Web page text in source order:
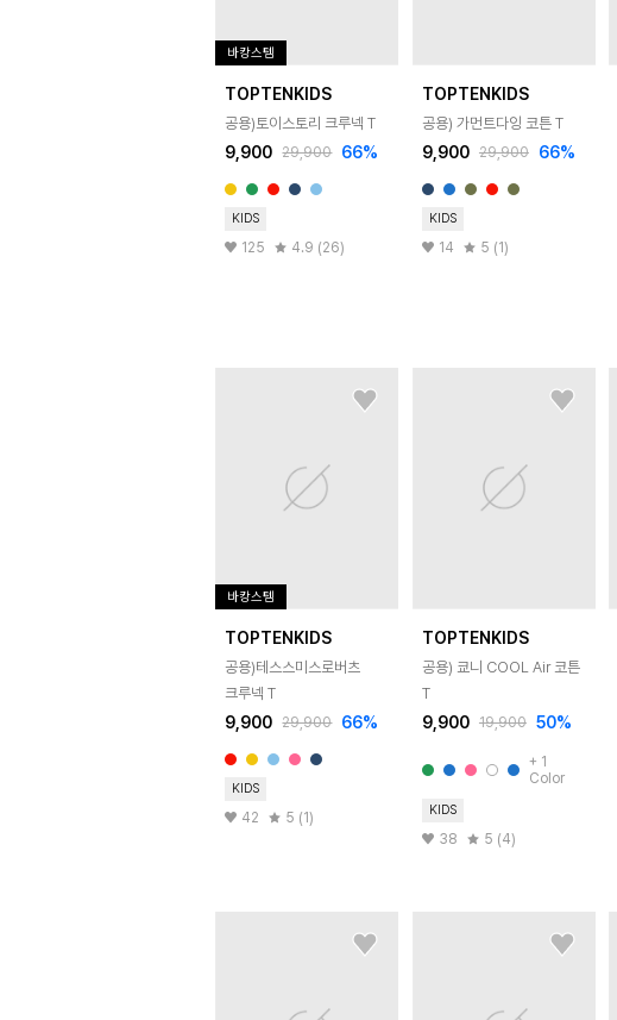
바캉스템
TOPTENKIDS
공용)토이스토리 크루넥 T
9,900 29,900 66%
KIDS
125 4.9 (26)
TOPTENKIDS
공용) 가먼트다잉 코튼 T
9,900 29,900 66%
KIDS
14 5 (1)
바캉스템
TOPTENKIDS
공용)테스스미스로버츠
크루넥 T
9,900 29,900 66%
KIDS
42 5 (1)
TOPTENKIDS
공용) 쿄니 COOL Air 코튼
T
9,900 19,900 50%
+ 1
Color
KIDS
38 5 (4)